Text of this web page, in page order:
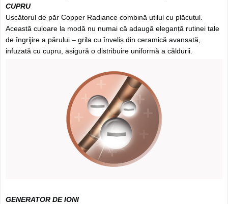
CUPRU
Uscătorul de păr Copper Radiance combină utilul cu plăcutul.
Această culoare la modă nu numai că adaugă eleganță rutinei tale
de îngrijire a părului – grila cu înveliș din ceramică avansată,
infuzată cu cupru, asigură o distribuire uniformă a căldurii.
GENERATOR DE IONI